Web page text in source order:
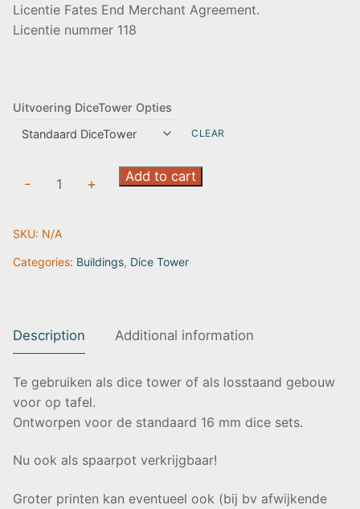
Licentie Fates End Merchant Agreement.
Licentie nummer 118
Uitvoering DiceTower Opties
CLEAR
|
Fates
- + Add to cart
SKU: N/A
Categories: Buildings, Dice Tower
Description Additional information
Te gebruiken als dice tower of als losstaand gebouw
voor op tafel.
Ontworpen voor de standaard 16 mm dice sets.
Nu ook als spaarpot verkrijgbaar!
Groter printen kan eventueel ook (bij bv afwijkende